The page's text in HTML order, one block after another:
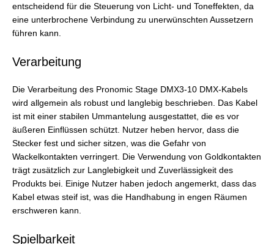
entscheidend für die Steuerung von Licht- und Toneffekten, da
eine unterbrochene Verbindung zu unerwünschten Aussetzern
führen kann.
Verarbeitung
Die Verarbeitung des Pronomic Stage DMX3-10 DMX-Kabels
wird allgemein als robust und langlebig beschrieben. Das Kabel
ist mit einer stabilen Ummantelung ausgestattet, die es vor
äußeren Einflüssen schützt. Nutzer heben hervor, dass die
Stecker fest und sicher sitzen, was die Gefahr von
Wackelkontakten verringert. Die Verwendung von Goldkontakten
trägt zusätzlich zur Langlebigkeit und Zuverlässigkeit des
Produkts bei. Einige Nutzer haben jedoch angemerkt, dass das
Kabel etwas steif ist, was die Handhabung in engen Räumen
erschweren kann.
Spielbarkeit